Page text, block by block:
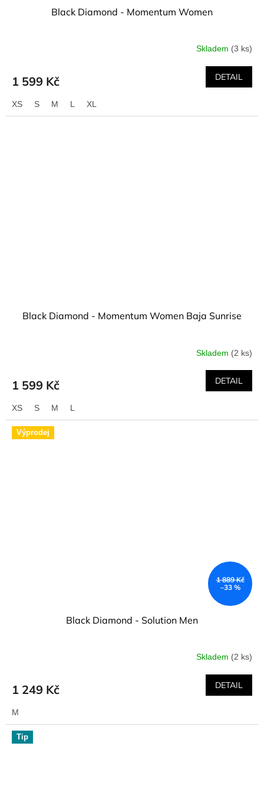
Black Diamond - Momentum Women
Skladem (3 ks)
1 599 Kč DETAIL
XS S M L XL
Black Diamond - Momentum Women Baja Sunrise
Skladem (2 ks)
1 599 Kč DETAIL
XS S M L
Výprodej
1 889 Kč
–33 %
Black Diamond - Solution Men
Skladem (2 ks)
1 249 Kč DETAIL
M
Tip